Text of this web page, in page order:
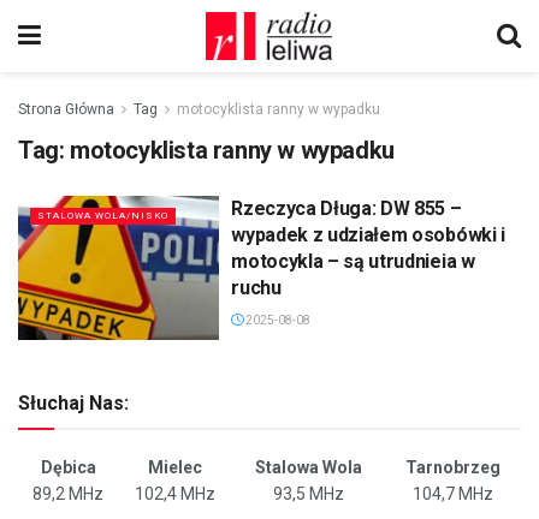
Strona Główna Tag motocyklista ranny w wypadku
Tag: motocyklista ranny w wypadku
STALOWA WOLA/NISKO
Rzeczyca Długa: DW 855 –
wypadek z udziałem osobówki i
motocykla – są utrudnieia w
ruchu
2025-08-08
Słuchaj Nas:
Dębica Mielec Stalowa Wola
Tarnobrzeg
89,2 MHz
102,4 MHz 93,5 MHz 104,7 MHz